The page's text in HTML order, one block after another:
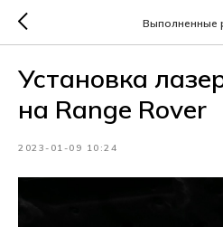
Выполненные
Установка
на Range Rover
2023-01-09 10:24